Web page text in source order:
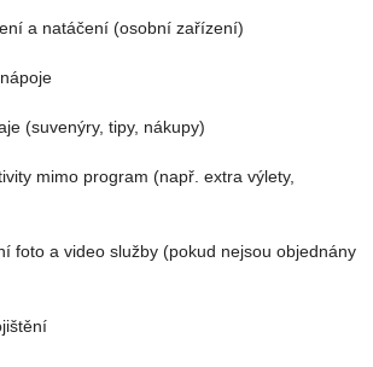
a natáčení (osobní zařízení)
(suvenýry, tipy, nákupy)
mimo program (např. extra výlety,
foto a video služby (pokud nejsou objednány